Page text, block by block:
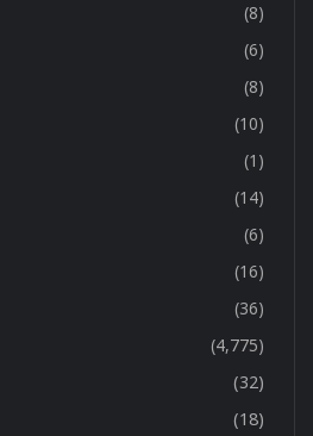
(8)
(6)
(8)
(10)
(1)
(14)
(6)
(16)
(36)
(4,775)
(32)
(18)